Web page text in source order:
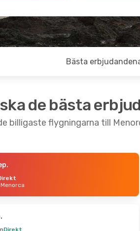
Bästa
de bästa
billigaste flygningarna till
-
Direkt